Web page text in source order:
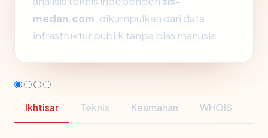
medan.com , dikumpulkan dari data
infrastruktur publik tanpa bias manusia.
Ikhtisar Teknis Keamanan WHOIS